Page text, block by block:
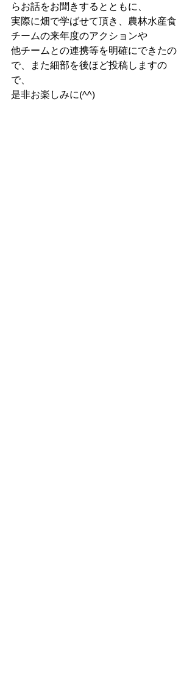
らお話をお聞きするとともに、
実際に畑で学ばせて頂き、農林水産食
チームの来年度のアクションや
他チームとの連携等を明確にできたの
で、また細部を後ほど投稿しますの
で、
是非お楽しみに(^^)